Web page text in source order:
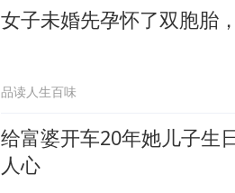
女子未婚先孕怀了双胞胎
品读人生百味
给富婆开车20年她儿子生
人心